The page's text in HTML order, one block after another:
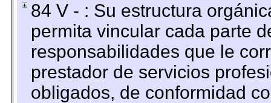
84 V - : Su estructura
permita vincular cada parte
responsabilidades que le
prestador de servicios
obligados, de conformidad